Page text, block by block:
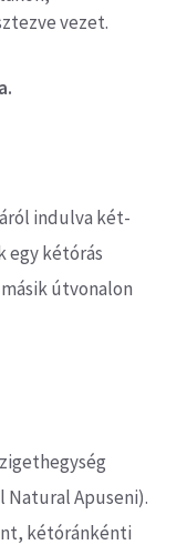
vezet.
indulva két-
egy kétórás
útvonalon
Natural Apuseni).
kétóránkénti